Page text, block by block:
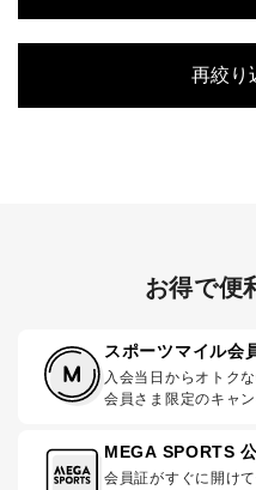
再絞り
お得で便
スポーツマイル会
入会当日からオトク
会員さま限定のキャ
MEGA SPORTS
会員証がすぐに開けて